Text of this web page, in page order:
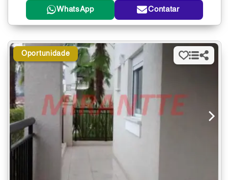
WhatsApp Contatar
Oportunidade